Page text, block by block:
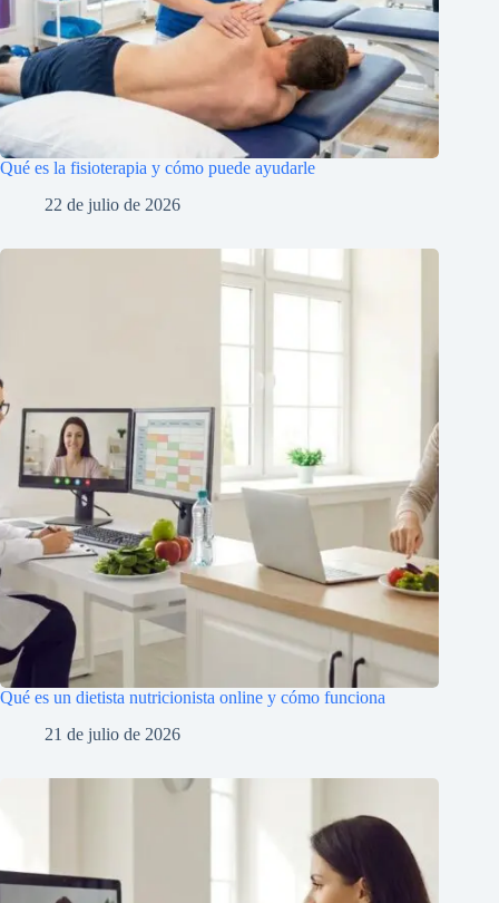
Qué es la fisioterapia y cómo puede ayudarle
22 de julio de 2026
Qué es un dietista nutricionista online y cómo funciona
21 de julio de 2026